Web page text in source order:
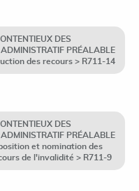
DES
PRÉALABLE
des recours > R711-14
DES
PRÉALABLE
et nomination des
de l'invalidité > R711-9